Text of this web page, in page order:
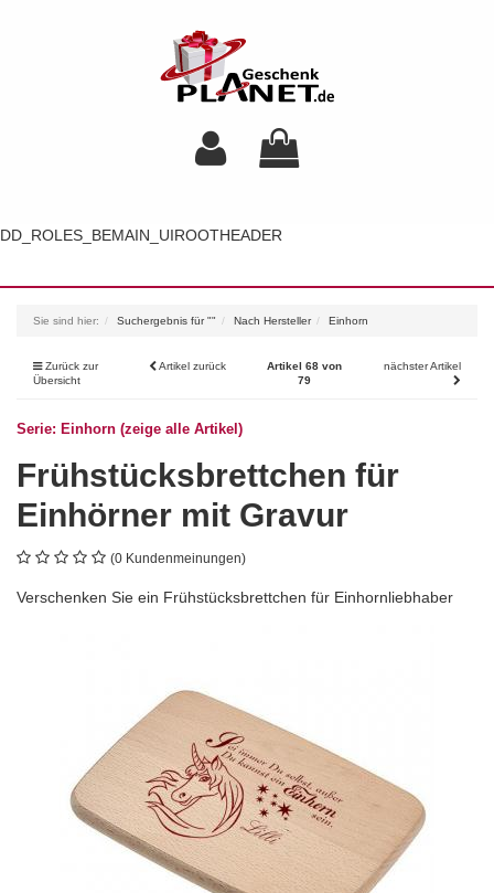
DD_ROLES_BEMAIN_UIROOTHEADER
Sie sind hier: Suchergebnis für "" Nach Hersteller Einhorn
Zurück zur
Übersicht
Artikel zurück
Artikel 68 von
79
nächster Artikel
Serie: Einhorn (zeige alle Artikel)
Frühstücksbrettchen für
Einhörner mit Gravur
(0 Kundenmeinungen)
Verschenken Sie ein Frühstücksbrettchen für Einhornliebhaber